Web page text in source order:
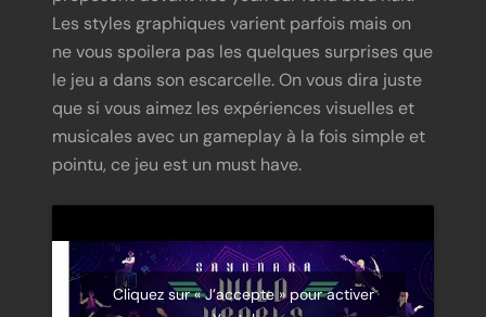
Les styles graphiques varient parfois mais on
ne vous spoilera pas les quelques surprises que
le jeu a dans son escarcelle. On vous dira juste
que si vous aimez les expériences visuelles et
musicales avec un gameplay à la fois simple et
pointu, ce jeu est un must have.
Cliquez sur « J’accepte » pour activer
Youtube